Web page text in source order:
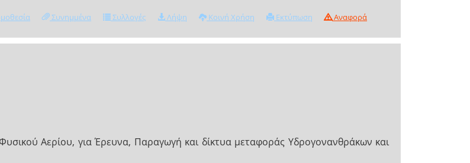
Συνημμένα Συλλογές Λήψη Κοινή Χρήση Εκτύπωση Αναφορά
Αερίου, για Έρευνα, Παραγωγή και δίκτυα μεταφοράς Υδρογονανθράκων και